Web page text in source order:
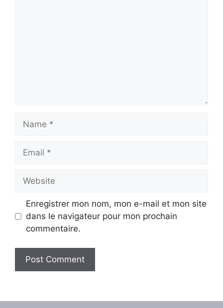
Name
Email
Website
Enregistrer mon nom, mon e-mail et mon site
dans le navigateur pour mon prochain
commentaire.